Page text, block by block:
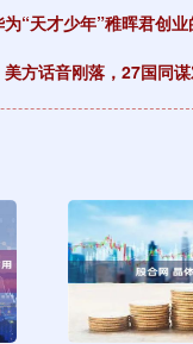
“天才少年”稚晖君创业
方话音刚落，27国同